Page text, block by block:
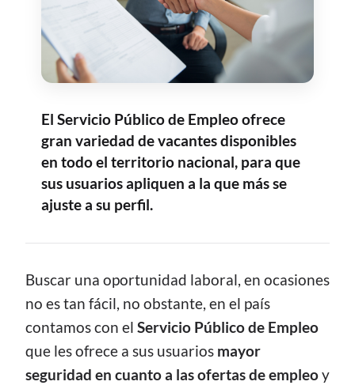
El Servicio Público de Empleo ofrece
gran variedad de vacantes disponibles
en todo el territorio nacional, para que
sus usuarios apliquen a la que más se
ajuste a su perfil.
CONTENIDO
Buscar una oportunidad laboral, en ocasiones
no es tan fácil, no obstante, en el país
contamos con el Servicio Público de Empleo
que les ofrece a sus usuarios mayor
seguridad en cuanto a las ofertas de empleoy